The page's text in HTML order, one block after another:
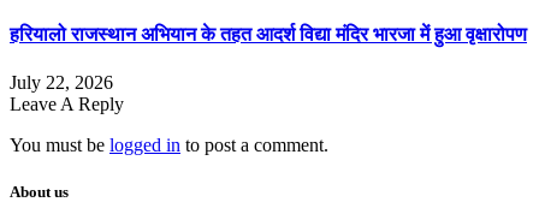
हरियालो राजस्थान अभियान के तहत आदर्श विद्या मंदिर भारजा में हुआ वृक्षारोपण
July 22, 2026
Leave A Reply
You must be logged in to post a comment.
About us